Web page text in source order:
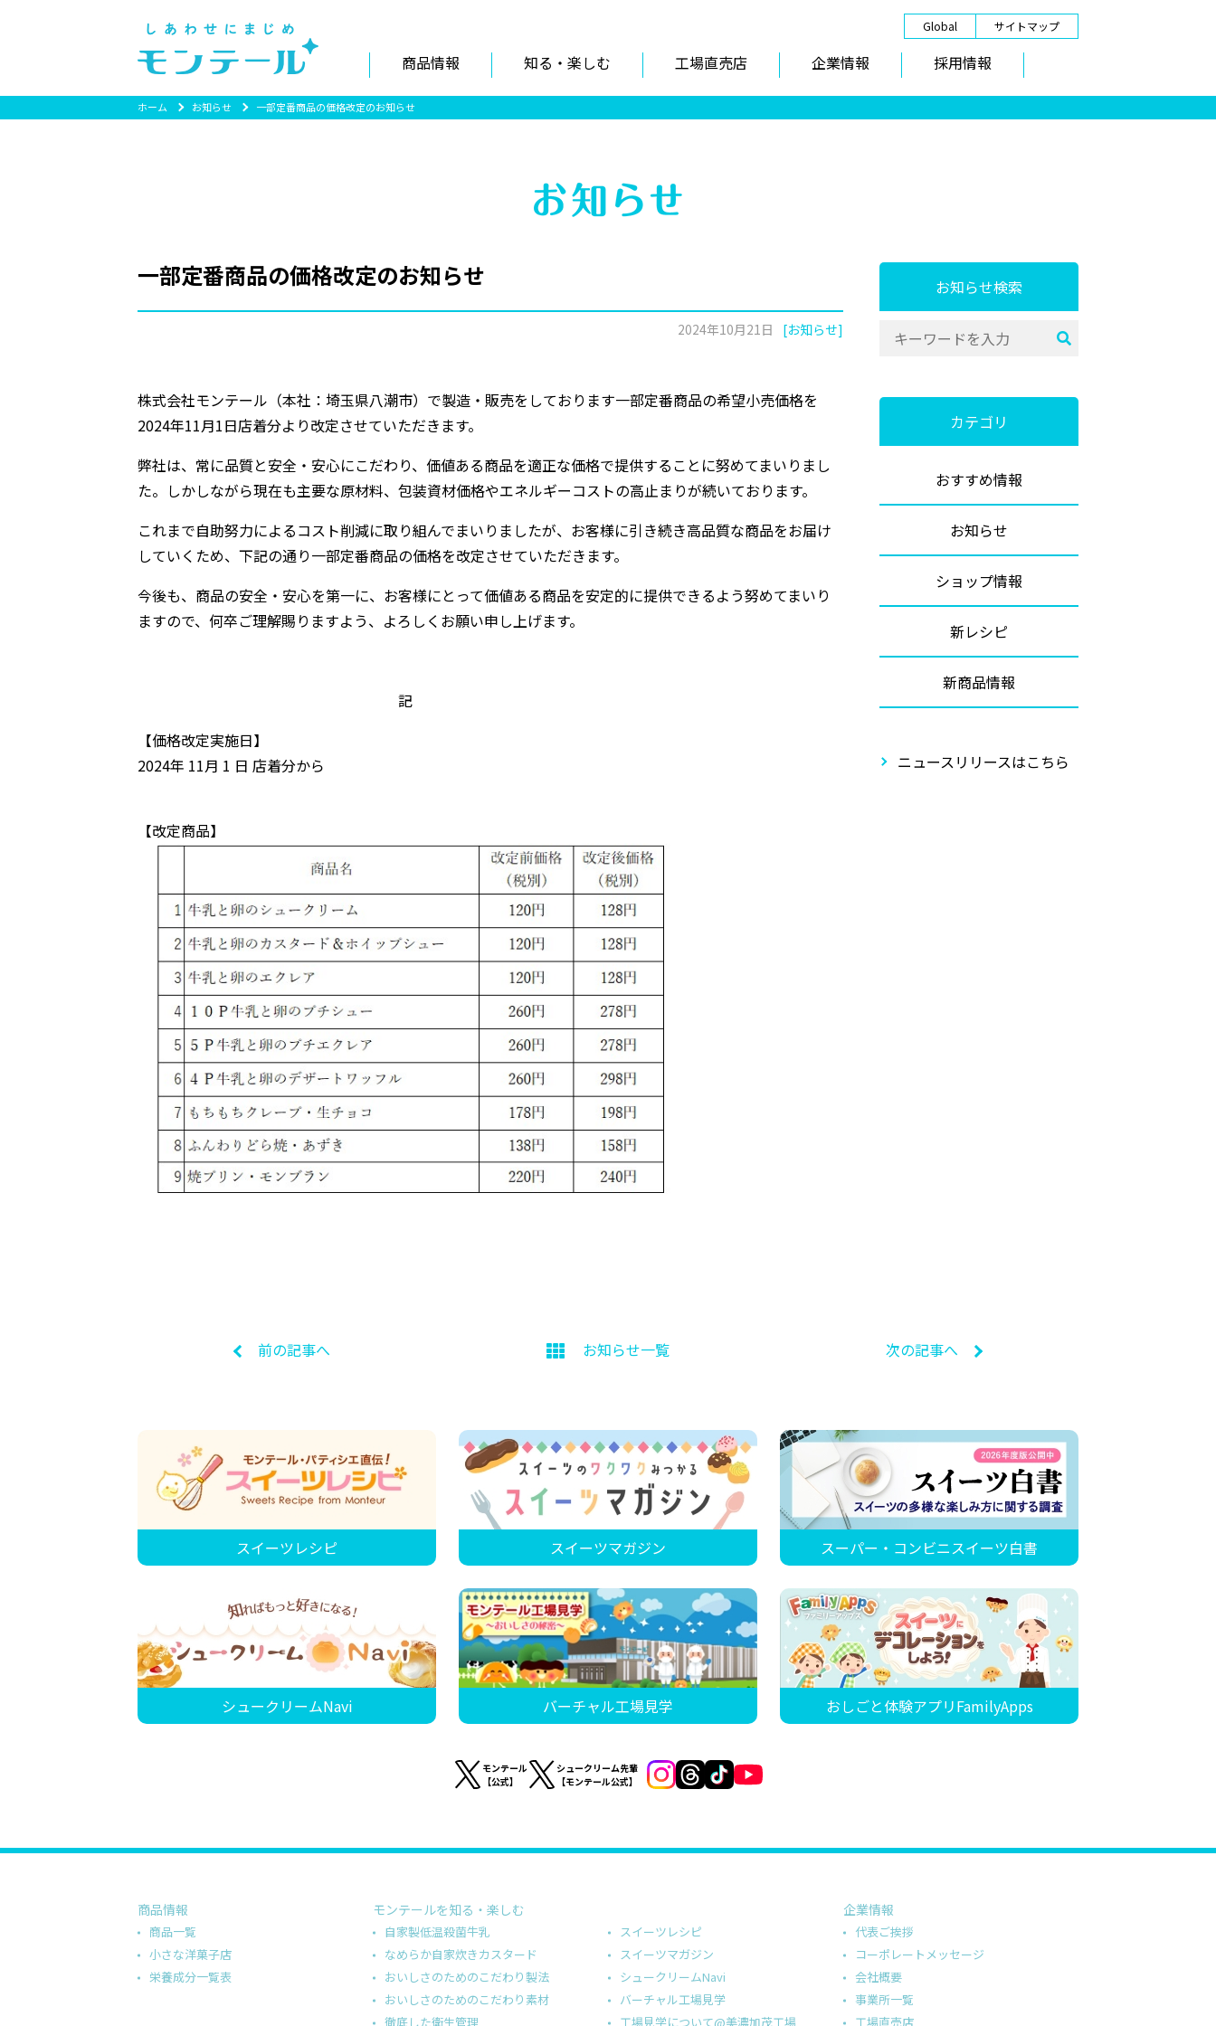
Global サイトマップ
商品情報 知る・楽しむ 工場直売店 企業情報 採用情報
ホーム お知らせ 一部定番商品の価格改定のお知らせ
一部定番商品の価格改定のお知らせ
2024年10月21日 [お知らせ]
株式会社モンテール（本社：埼玉県八潮市）で製造・販売をしております一部定番商品の希望小売価格を
2024年11月1日店着分より改定させていただきます。
弊社は、常に品質と安全・安心にこだわり、価値ある商品を適正な価格で提供することに努めてまいりまし
た。しかしながら現在も主要な原材料、包装資材価格やエネルギーコストの高止まりが続いております。
これまで自助努力によるコスト削減に取り組んでまいりましたが、お客様に引き続き高品質な商品をお届け
していくため、下記の通り一部定番商品の価格を改定させていただきます。
今後も、商品の安全・安心を第一に、お客様にとって価値ある商品を安定的に提供できるよう努めてまいり
ますので、何卒ご理解賜りますよう、よろしくお願い申し上げます。
記
【価格改定実施日】
2024年 11月 1 日 店着分から
【改定商品】
前の記事へ お知らせ一覧 次の記事へ
お知らせ検索
カテゴリ
おすすめ情報
お知らせ
ショップ情報
新レシピ
新商品情報
ニュースリリースはこちら
スイーツレシピ スイーツマガジン スーパー・コンビニスイーツ白書
シュークリームNavi バーチャル工場見学 おしごと体験アプリFamilyApps
モンテール
【公式】
シュークリーム先輩
【モンテール公式】
商品情報
商品一覧
小さな洋菓子店
栄養成分一覧表
モンテールを知る・楽しむ
自家製低温殺菌牛乳
なめらか自家炊きカスタード
おいしさのためのこだわり製法
おいしさのためのこだわり素材
徹底した衛生管理
スイーツレシピ
スイーツマガジン
シュークリームNavi
バーチャル工場見学
工場見学について@美濃加茂工場
企業情報
代表ご挨拶
コーポレートメッセージ
会社概要
事業所一覧
工場直売店